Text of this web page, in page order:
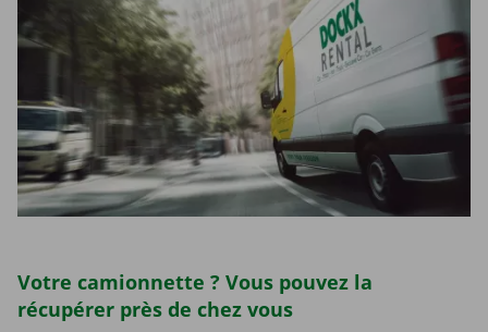
Votre camionnette ? Vous pouvez la
récupérer près de chez vous